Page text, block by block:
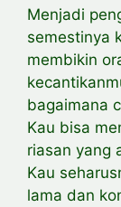
Menjadi
semestinya
membikin
bagaimana
Kau bisa
riasan yang
Kau
lama dan